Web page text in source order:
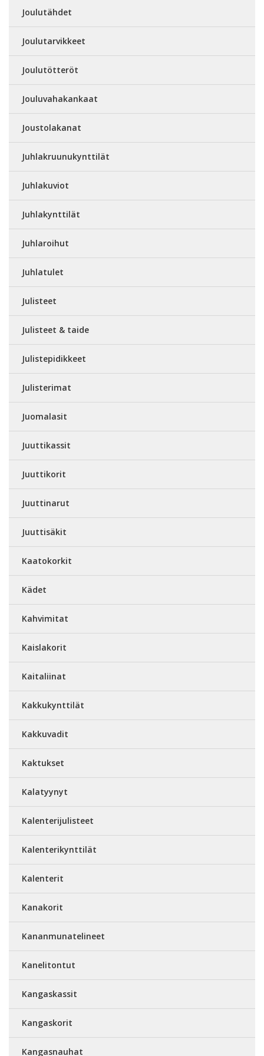
Joulutähdet
Joulutarvikkeet
Joulutötteröt
Jouluvahakankaat
Joustolakanat
Juhlakruunukynttilät
Juhlakuviot
Juhlakynttilät
Juhlaroihut
Juhlatulet
Julisteet
Julisteet & taide
Julistepidikkeet
Julisterimat
Juomalasit
Juuttikassit
Juuttikorit
Juuttinarut
Juuttisäkit
Kaatokorkit
Kädet
Kahvimitat
Kaislakorit
Kaitaliinat
Kakkukynttilät
Kakkuvadit
Kaktukset
Kalatyynyt
Kalenterijulisteet
Kalenterikynttilät
Kalenterit
Kanakorit
Kananmunatelineet
Kanelitontut
Kangaskassit
Kangaskorit
Kangasnauhat